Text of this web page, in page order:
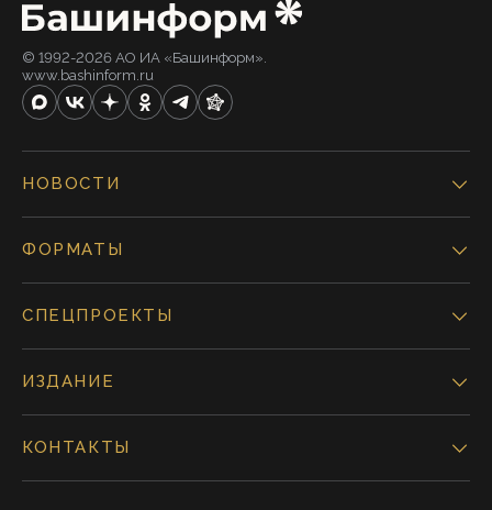
© 1992-2026 АО ИА «Башинформ».
www.bashinform.ru
НОВОСТИ
ФОРМАТЫ
СПЕЦПРОЕКТЫ
ИЗДАНИЕ
КОНТАКТЫ